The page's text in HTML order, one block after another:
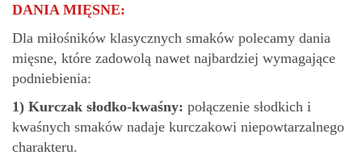
DANIA MIĘSNE:
Dla miłośników klasycznych smaków polecamy dania
mięsne, które zadowolą nawet najbardziej wymagające
podniebienia:
1) Kurczak słodko-kwaśny: połączenie słodkich i
kwaśnych smaków nadaje kurczakowi niepowtarzalnego
charakteru.